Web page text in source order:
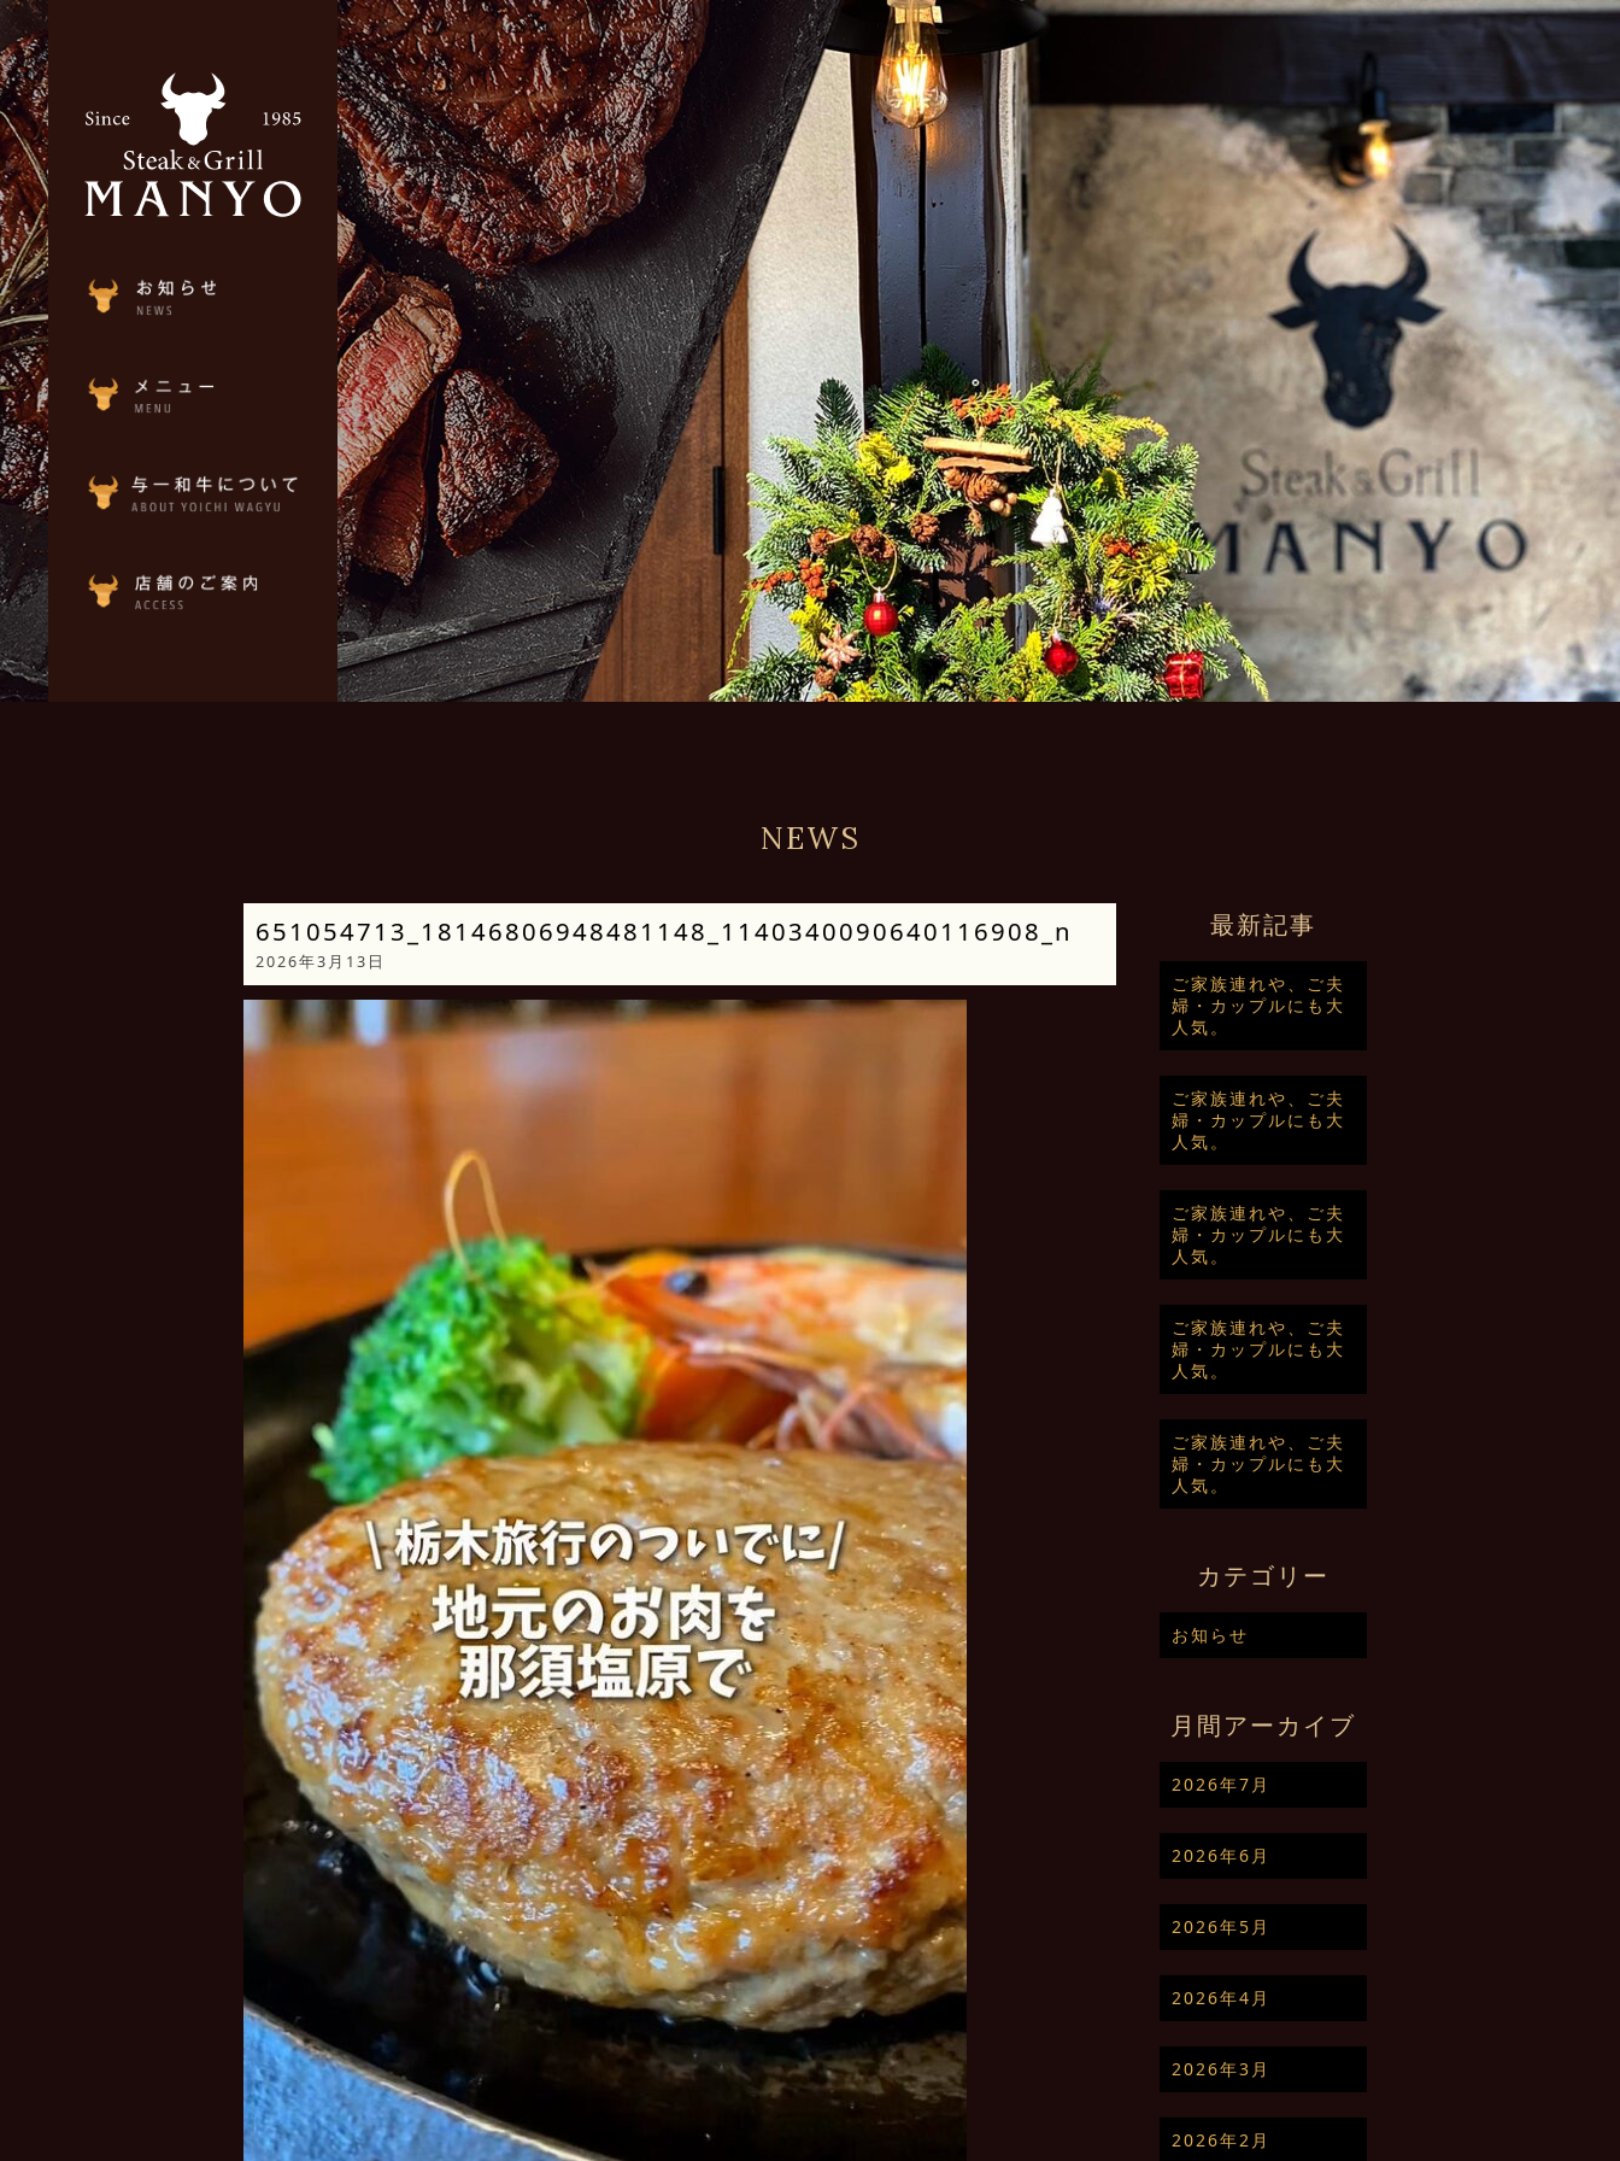
NEWS
651054713_18146806948481148_1140340090640116908_n
2026年3月13日
最新記事
ご家族連れや、ご夫
婦・カップルにも大
人気。
ご家族連れや、ご夫
婦・カップルにも大
人気。
ご家族連れや、ご夫
婦・カップルにも大
人気。
ご家族連れや、ご夫
婦・カップルにも大
人気。
ご家族連れや、ご夫
婦・カップルにも大
人気。
カテゴリー
お知らせ
月間アーカイブ
2026年7月
2026年6月
2026年5月
2026年4月
2026年3月
2026年2月